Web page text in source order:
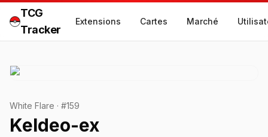
TCG
Tracker
Extensions Cartes Marché
White Flare · #159
Keldeo-ex